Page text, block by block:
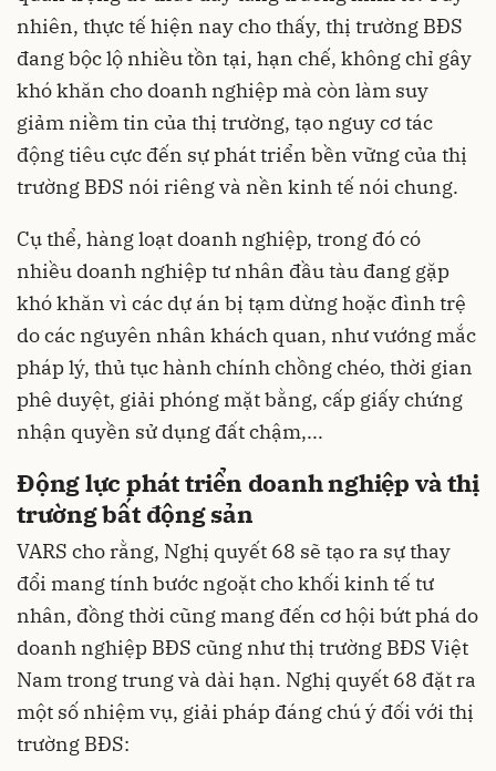
nhiên, thực tế hiện nay cho thấy, thị trường BĐS
đang bộc lộ nhiều tồn tại, hạn chế, không chỉ gây
khó khăn cho doanh nghiệp mà còn làm suy
giảm niềm tin của thị trường, tạo nguy cơ tác
động tiêu cực đến sự phát triển bền vững của thị
trường BĐS nói riêng và nền kinh tế nói chung.
Cụ thể, hàng loạt doanh nghiệp, trong đó có
nhiều doanh nghiệp tư nhân đầu tàu đang gặp
khó khăn vì các dự án bị tạm dừng hoặc đình trệ
do các nguyên nhân khách quan, như vướng mắc
pháp lý, thủ tục hành chính chồng chéo, thời gian
phê duyệt, giải phóng mặt bằng, cấp giấy chứng
nhận quyền sử dụng đất chậm,...
Động lực phát triển doanh nghiệp và thị
trường bất động sản
VARS cho rằng, Nghị quyết 68 sẽ tạo ra sự thay
đổi mang tính bước ngoặt cho khối kinh tế tư
nhân, đồng thời cũng mang đến cơ hội bứt phá do
doanh nghiệp BĐS cũng như thị trường BĐS Việt
Nam trong trung và dài hạn. Nghị quyết 68 đặt ra
một số nhiệm vụ, giải pháp đáng chú ý đối với thị
trường BĐS: